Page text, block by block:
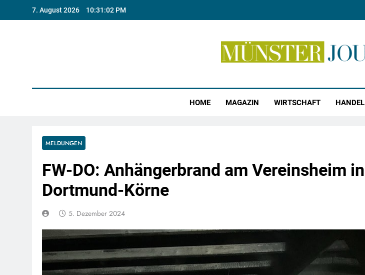
7. August 2026 10:31:03 PM
HOME MAGAZIN WIRTSCHAFT HANDEL
MELDUNGEN
FW-DO: Anhängerbrand am Vereinsheim in
Dortmund-Körne
5. Dezember 2024